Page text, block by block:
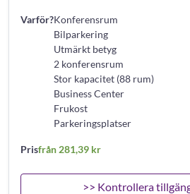
Varför?Konferensrum
Bilparkering
Utmärkt betyg
2 konferensrum
Stor kapacitet (88 rum)
Business Center
Frukost
Parkeringsplatser
Prisfrån 281,39 kr
>> Kontrollera